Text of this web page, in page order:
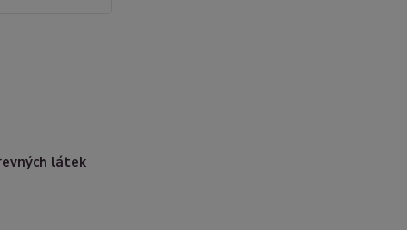
látek